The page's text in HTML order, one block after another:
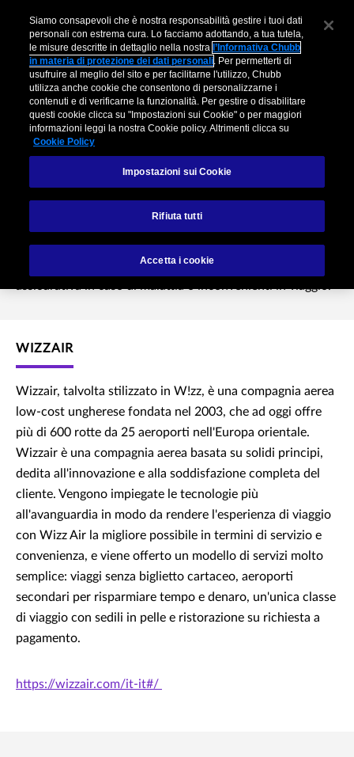
Wizzair
Una partnership nata nel 2017 per offrire ai passeggeri di
Wizzair in viaggio in Italia e in Europa una protezione
assicurativa in caso di malattia o inconvenienti in viaggio.
WIZZAIR
Wizzair, talvolta stilizzato in W!zz, è una compagnia aerea
low-cost ungherese fondata nel 2003, che ad oggi offre
più di 600 rotte da 25 aeroporti nell'Europa orientale.
Wizzair è una compagnia aerea basata su solidi principi,
dedita all'innovazione e alla soddisfazione completa del
cliente. Vengono impiegate le tecnologie più
all'avanguardia in modo da rendere l'esperienza di viaggio
con Wizz Air la migliore possibile in termini di servizio e
convenienza, e viene offerto un modello di servizi molto
semplice: viaggi senza biglietto cartaceo, aeroporti
secondari per risparmiare tempo e denaro, un'unica classe
di viaggio con sedili in pelle e ristorazione su richiesta a
pagamento.
https://wizzair.com/it-it#/
Siamo consapevoli che è nostra responsabilità gestire i tuoi dati
personali con estrema cura. Lo facciamo adottando, a tua tutela,
le misure descritte in dettaglio nella nostra l’Informativa Chubb
in materia di protezione dei dati personali. Per permetterti di
usufruire al meglio del sito e per facilitarne l'utilizzo, Chubb
utilizza anche cookie che consentono di personalizzarne i
contenuti e di verificarne la funzionalità. Per gestire o disabilitare
questi cookie clicca su "Impostazioni sui Cookie" o per maggiori
informazioni leggi la nostra Cookie policy. Altrimenti clicca su
Cookie Policy
Impostazioni sui Cookie
Rifiuta tutti
Accetta i cookie